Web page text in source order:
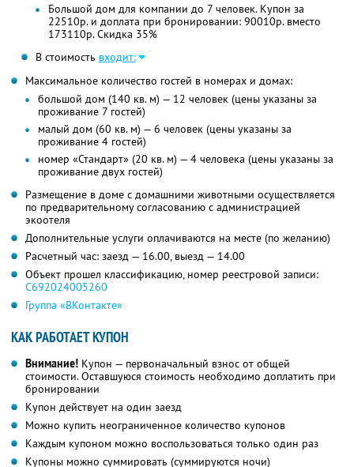
Большой дом для компании до 7 человек. Купон за
22510р. и доплата при бронировании: 90010р. вместо
173110р. Скидка 35%
В стоимость входит:
Максимальное количество гостей в номерах и домах:
большой дом (140 кв. м) — 12 человек (цены указаны за
проживание 7 гостей)
малый дом (60 кв. м) — 6 человек (цены указаны за
проживание 4 гостей)
номер «Стандарт» (20 кв. м) — 4 человека (цены указаны за
проживание двух гостей)
Размещение в доме с домашними животными осуществляется
по предварительному согласованию с администрацией
экоотеля
Дополнительные услуги оплачиваются на месте (по желанию)
Расчетный час: заезд — 16.00, выезд — 14.00
Объект прошел классификацию, номер реестровой записи:
С692024005260
Группа «ВКонтакте»
КАК РАБОТАЕТ КУПОН
Внимание! Купон — первоначальный взнос от общей
стоимости. Оставшуюся стоимость необходимо доплатить при
бронировании
Купон действует на один заезд
Можно купить неограниченное количество купонов
Каждым купоном можно воспользоваться только один раз
Купоны можно суммировать (суммируются ночи)